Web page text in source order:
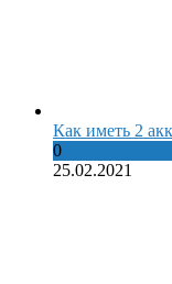
Как иметь 2
0
25.02.2021